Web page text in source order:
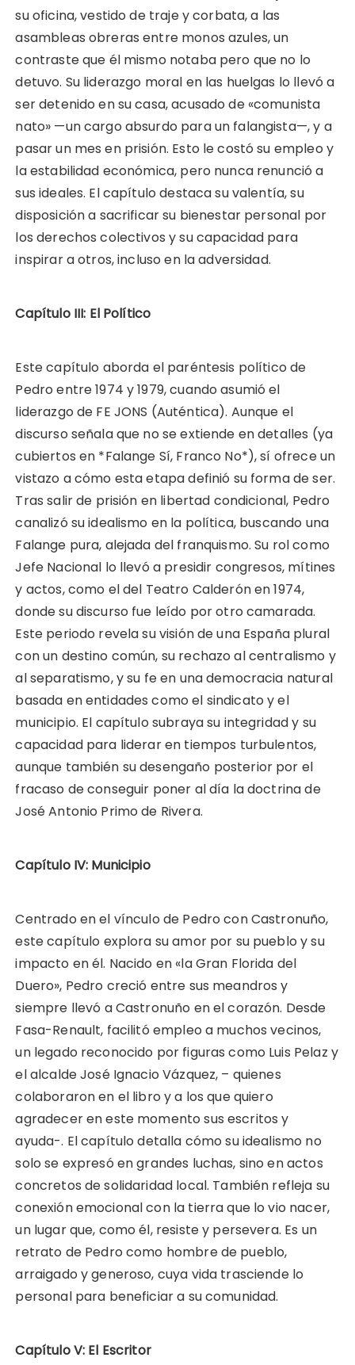
su oficina, vestido de traje y corbata, a las
asambleas obreras entre monos azules, un
contraste que él mismo notaba pero que no lo
detuvo. Su liderazgo moral en las huelgas lo llevó a
ser detenido en su casa, acusado de «comunista
nato» —un cargo absurdo para un falangista—, y a
pasar un mes en prisión. Esto le costó su empleo y
la estabilidad económica, pero nunca renunció a
sus ideales. El capítulo destaca su valentía, su
disposición a sacrificar su bienestar personal por
los derechos colectivos y su capacidad para
inspirar a otros, incluso en la adversidad.
Capítulo III: El Político
Este capítulo aborda el paréntesis político de
Pedro entre 1974 y 1979, cuando asumió el
liderazgo de FE JONS (Auténtica). Aunque el
discurso señala que no se extiende en detalles (ya
cubiertos en *Falange Sí, Franco No*), sí ofrece un
vistazo a cómo esta etapa definió su forma de ser.
Tras salir de prisión en libertad condicional, Pedro
canalizó su idealismo en la política, buscando una
Falange pura, alejada del franquismo. Su rol como
Jefe Nacional lo llevó a presidir congresos, mítines
y actos, como el del Teatro Calderón en 1974,
donde su discurso fue leído por otro camarada.
Este periodo revela su visión de una España plural
con un destino común, su rechazo al centralismo y
al separatismo, y su fe en una democracia natural
basada en entidades como el sindicato y el
municipio. El capítulo subraya su integridad y su
capacidad para liderar en tiempos turbulentos,
aunque también su desengaño posterior por el
fracaso de conseguir poner al día la doctrina de
José Antonio Primo de Rivera.
Capítulo IV: Municipio
Centrado en el vínculo de Pedro con Castronuño,
este capítulo explora su amor por su pueblo y su
impacto en él. Nacido en «la Gran Florida del
Duero», Pedro creció entre sus meandros y
siempre llevó a Castronuño en el corazón. Desde
Fasa-Renault, facilitó empleo a muchos vecinos,
un legado reconocido por figuras como Luis Pelaz y
el alcalde José Ignacio Vázquez, – quienes
colaboraron en el libro y a los que quiero
agradecer en este momento sus escritos y
ayuda-. El capítulo detalla cómo su idealismo no
solo se expresó en grandes luchas, sino en actos
concretos de solidaridad local. También refleja su
conexión emocional con la tierra que lo vio nacer,
un lugar que, como él, resiste y persevera. Es un
retrato de Pedro como hombre de pueblo,
arraigado y generoso, cuya vida trasciende lo
personal para beneficiar a su comunidad.
Capítulo V: El Escritor